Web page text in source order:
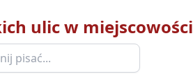
ulic w miejscowości